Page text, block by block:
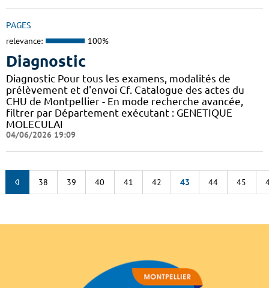
PAGES
relevance: 100%
Diagnostic
Diagnostic Pour tous les examens, modalités de
prélèvement et d'envoi Cf. Catalogue des actes du
CHU de Montpellier - En mode recherche avancée,
filtrer par Département exécutant : GENETIQUE
MOLECULAI
04/06/2026 19:09
38 39 40 41 42 43 44 45